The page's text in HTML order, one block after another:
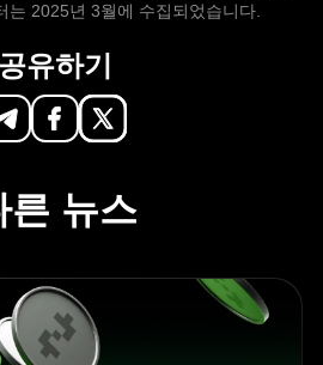
는 2025년 3월에 수집되었습니다.
공유하기
른 뉴스